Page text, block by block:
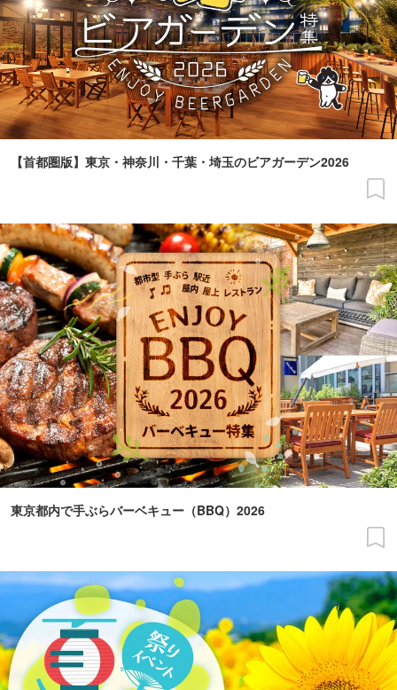
【首都圏版】東京・神奈川・千葉・埼玉のビアガーデン2026
東京都内で手ぶらバーベキュー（BBQ）2026